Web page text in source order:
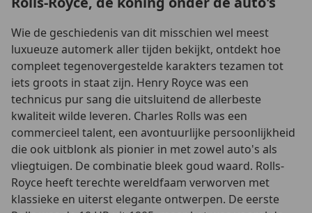
Wie de geschiedenis van dit misschien wel meest
luxueuze automerk aller tijden bekijkt, ontdekt hoe
compleet tegenovergestelde karakters tezamen tot
iets groots in staat zijn. Henry Royce was een
technicus pur sang die uitsluitend de allerbeste
kwaliteit wilde leveren. Charles Rolls was een
commercieel talent, een avontuurlijke persoonlijkheid
die ook uitblonk als pionier in met zowel auto's als
vliegtuigen. De combinatie bleek goud waard. Rolls-
Royce heeft terechte wereldfaam verworven met
klassieke en uiterst elegante ontwerpen. De eerste